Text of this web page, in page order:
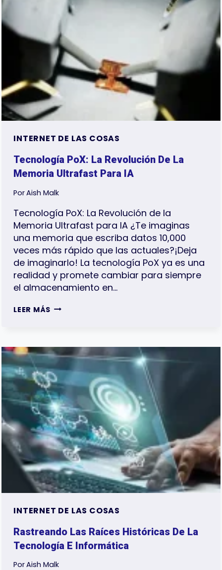
GUERRA
FRÍA
HASTA
EL
WIFI
MUNDIAL
INTERNET DE LAS COSAS
Tecnología PoX: La Revolución De La
Memoria Ultrafast Para IA
PorAish Malk
Tecnología PoX: La Revolución de la
Memoria Ultrafast para IA ¿Te imaginas
una memoria que escriba datos 10,000
veces más rápido que las actuales?¡Deja
de imaginarlo! La tecnología PoX ya es una
realidad y promete cambiar para siempre
el almacenamiento en…
LEER MÁSTECNOLOGÍA
DE
LA
MEMORIA
ULTRAFAST
PARA
IA
INTERNET DE LAS COSAS
Rastreando Las Raíces Históricas De La
Tecnología E Informática
PorAish Malk